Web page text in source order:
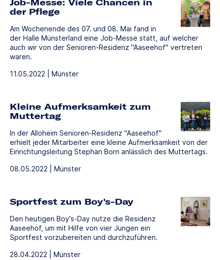
der Pflege
Am Wochenende des 07. und 08. Mai fand in
der Halle Münsterland eine Job-Messe statt, auf welcher
auch wir von der Senioren-Residenz "Aaseehof" vertreten
waren.
11.05.2022 | Münster
Kleine Aufmerksamkeit zum
Muttertag
In der Alloheim Senioren-Residenz "Aaseehof"
erhielt jeder Mitarbeiter eine kleine Aufmerksamkeit von der
Einrichtungsleitung Stephan Born anlässlich des Muttertags.
08.05.2022 | Münster
Sportfest zum Boy's-Day
Den heutigen Boy's-Day nutze die Residenz
Aaseehof, um mit Hilfe von vier Jungen ein
Sportfest vorzubereiten und durchzuführen.
28.04.2022 | Münster